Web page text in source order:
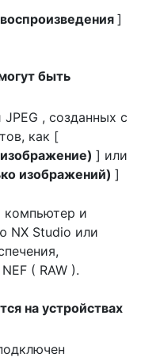
]
быть
, созданных с
как [
] или
изображений) ]
компьютер и
NX Studio или
( RAW ).
на устройствах